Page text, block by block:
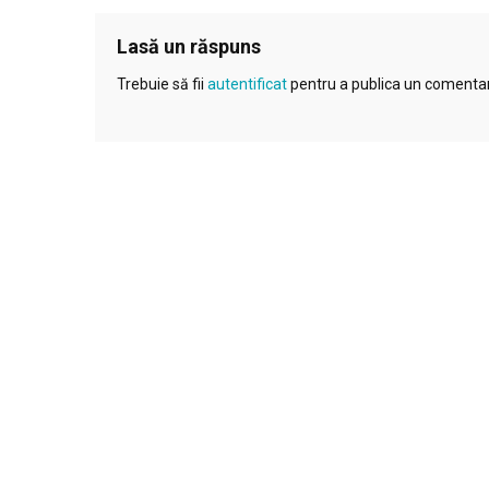
Lasă un răspuns
Trebuie să fii autentificatpentru a publica un